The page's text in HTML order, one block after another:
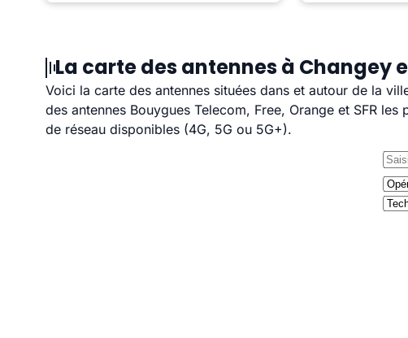
La carte des antennes à Changey
Voici la carte des antennes situées dans et autour de la
des antennes Bouygues Telecom, Free, Orange et SFR
de réseau disponibles (4G, 5G ou 5G+).